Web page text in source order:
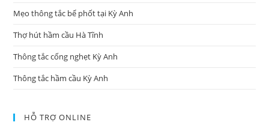
Mẹo thông tắc bể phốt tại Kỳ Anh
Thợ hút hầm cầu Hà Tĩnh
Thông tắc cống nghẹt Kỳ Anh
Thông tắc hầm cầu Kỳ Anh
HỖ TRỢ ONLINE